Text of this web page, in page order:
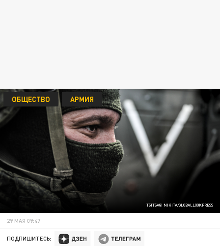
TSITSAGI NIKITA/GLOBALLOOKPRESS
ОБЩЕСТВО АРМИЯ
29 МАЯ 09:47
ПОДПИШИТЕСЬ: